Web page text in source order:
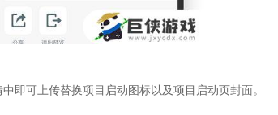
即可上传替换项目启动图标以及项目启动页封面。